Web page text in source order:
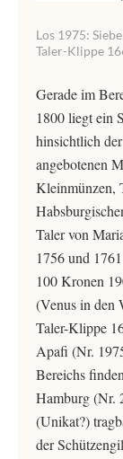
Los 1975:
Taler-Klippe
Gerade im
1800 liegt ein
hinsichtlich
angebotenen
Kleinmünzen,
Taler von
1756 und
100 Kronen
(Venus in den
Taler-Klippe
Apafi (Nr.
Bereichs
Hamburg (Nr.
(Unikat?)
der